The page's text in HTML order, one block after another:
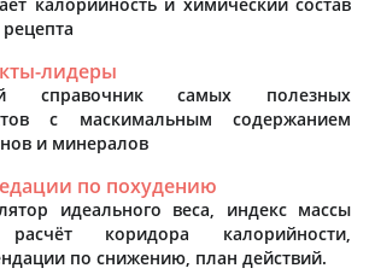
лидеры
справочник самых полезных
с маскимальным содержанием
и минералов
по похудению
идеального веса, индекс массы
коридора калорийности,
по снижению, план действий.